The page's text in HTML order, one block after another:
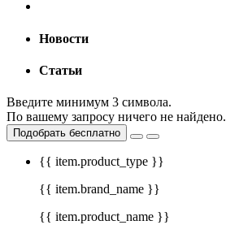
Новости
Статьи
Введите минимум 3 символа.
По вашему запросу ничего не найдено.
Подобрать бесплатно
{{ item.product_type }}
{{ item.brand_name }}
{{ item.product_name }}